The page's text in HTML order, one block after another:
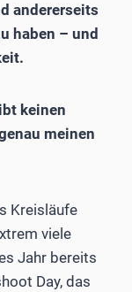
andererseits
haben – und
keinen
meinen
Kreisläufe
viele
Jahr bereits
Day, das